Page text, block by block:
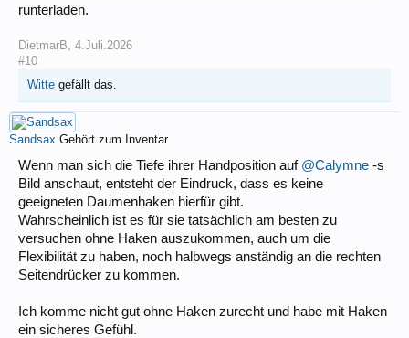
runterladen.
DietmarB 4.Juli.2026
#10
Witte gefällt das.
Sandsax Gehört zum Inventar
Wenn man sich die Tiefe ihrer Handposition auf @Calymne -s
Bild anschaut, entsteht der Eindruck, dass es keine
geeigneten Daumenhaken hierfür gibt.
Wahrscheinlich ist es für sie tatsächlich am besten zu
versuchen ohne Haken auszukommen, auch um die
Flexibilität zu haben, noch halbwegs anständig an die rechten
Seitendrücker zu kommen.
Ich komme nicht gut ohne Haken zurecht und habe mit Haken
ein sicheres Gefühl.